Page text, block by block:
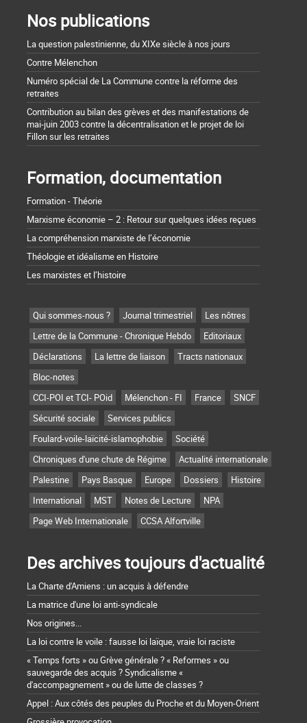
Nos publications
La question palestinienne, du XIXe siècle à nos jours
Contre Mélenchon
Numéro spécial de La Commune contre la réforme des
retraites
Contribution au bilan des grèves et des manifestations de
mai-juin 2003 contre la décentralisation et le projet de loi
Fillon sur les retraites
Formation, documentation
Formation - Théorie
Marxisme économie – 2 : Retour sur quelques idées reçues
La compréhension marxiste de l’économie
Théologie et idéalisme en Histoire
Les marxistes et l’histoire
Qui sommes-nous ? Journal trimestriel
Les nôtres
Lettre de la Commune - Chronique Hebdo
Editoriaux
Déclarations
La lettre de liaison
Tracts nationaux
Bloc-notes
CCI-POI et TCI- POid
Mélenchon - FI France
SNCF
Sécurité sociale
Services publics
Foulard-voile-laïcité-islamophobie
Société
Chroniques d'une chute de Régime
Actualité internationale
Palestine
Pays Basque Europe Dossiers
Histoire
International
MST Notes de Lecture
NPA
Page Web Internationale
CCSA Alfortville
Des archives toujours d'actualité
La Charte d'Amiens : un acquis à défendre
La matrice d'une loi anti-syndicale
Nos origines...
La loi contre le voile : fausse loi laïque, vraie loi raciste
« Temps forts » ou Grève générale ? « Reformes » ou
sauvegarde des acquis ? Syndicalisme «
d'accompagnement » ou de lutte de classes ?
Appel : Aux côtés des peuples du Proche et du Moyen-Orient